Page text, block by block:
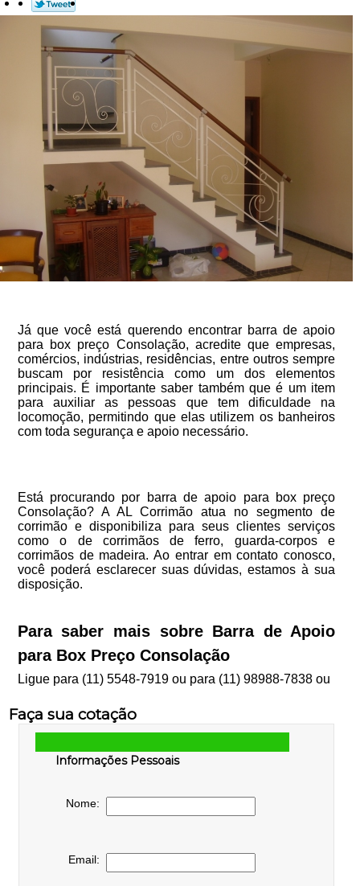
Já que você está querendo encontrar barra de apoio
para box preço Consolação, acredite que empresas,
comércios, indústrias, residências, entre outros sempre
buscam por resistência como um dos elementos
principais. É importante saber também que é um item
para auxiliar as pessoas que tem dificuldade na
locomoção, permitindo que elas utilizem os banheiros
com toda segurança e apoio necessário.
Está procurando por barra de apoio para box preço
Consolação? A AL Corrimão atua no segmento de
corrimão e disponibiliza para seus clientes serviços
como o de corrimãos de ferro, guarda-corpos e
corrimãos de madeira. Ao entrar em contato conosco,
você poderá esclarecer suas dúvidas, estamos à sua
disposição.
Para saber mais sobre Barra de Apoio
para Box Preço Consolação
Ligue para (11) 5548-7919ou para (11) 98988-7838ou
Faça sua cotação
Informações Pessoais
Nome:
Email: